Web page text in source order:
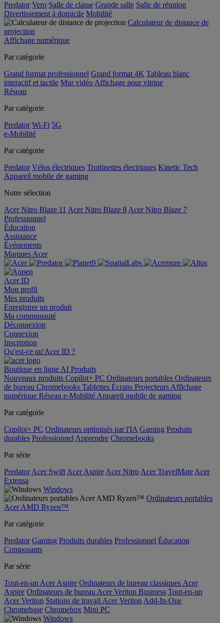
Predator Vero Salle de classe Grande salle Salle de réunion
Divertissement à domicile Mobilité
Calculateur de distance de
projection
Affichage numérique
Par catégorie
Grand format professionnel Grand format 4K Tableau blanc
interactif et tactile Mur vidéo Affichage pour vitrine
Réseau
Par catégorie
Predator Wi-Fi 5G
e-Mobilité
Par catégorie
Predator Vélos électriques Trottinettes électriques Kinetic Tech
Appareil mobile de gaming
Notre sélection
Acer Nitro Blaze 11 Acer Nitro Blaze 8 Acer Nitro Blaze 7
Professionnel
Éducation
Assistance
Événements
Marques Acer
Acer ID
Mon profil
Mes produits
Enregistrer un produit
Ma communauté
Déconnexion
Connexion
Inscription
Qu'est-ce qu'Acer ID ?
Boutique en ligne AI Produits
Nouveaux produits Copilot+ PC Ordinateurs portables Ordinateurs
de bureau Chromebooks Tablettes Écrans Projecteurs Affichage
numérique Réseau e-Mobilité Appareil mobile de gaming
Par catégorie
Copilot+ PC Ordinateurs optimisés par l'IA Gaming Produits
durables Professionnel Apprendre Chromebooks
Par série
Predator Acer Swift Acer Aspire Acer Nitro Acer TravelMate Acer
Extensa
Windows
Ordinateurs portables
Acer AMD Ryzen™
Par catégorie
Predator Gaming Produits durables Professionnel Éducation
Composants
Par série
Tout-en-un Acer Aspire Ordinateurs de bureau classiques Acer
Aspire Ordinateurs de bureau Acer Veriton Business Tout-en-un
Acer Veriton Stations de travail Acer Veriton Add-In-One
Chromebase Chromebox Mini PC
Windows